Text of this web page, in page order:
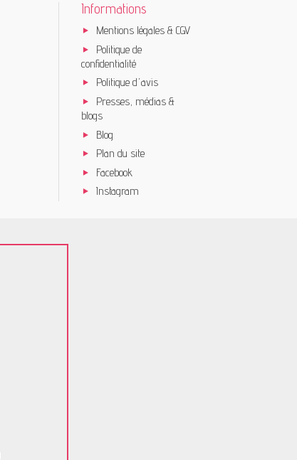
Informations
Mentions légales & CGV
Politique de
confidentialité
Politique d'avis
Presses, médias &
blogs
Blog
Plan du site
Facebook
Instagram